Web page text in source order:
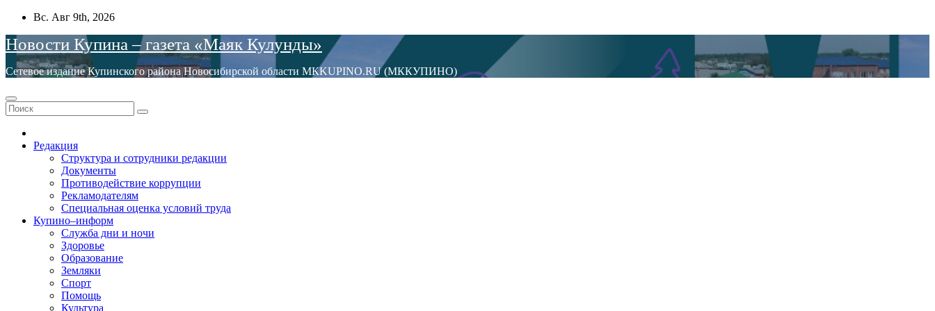
Перейти
содержимому
Вс. Авг 9th, 2026
Новости Купина – газета «Маяк Кулунды»
Сетевое издание Купинского района Новосибирской области МКKUPINO.RU (МККУПИНО)
Редакция
Структура и сотрудники редакции
Документы
Противодействие коррупции
Рекламодателям
Специальная оценка условий труда
Купино–информ
Служба дни и ночи
Здоровье
Образование
Земляки
Спорт
Помощь
Культура